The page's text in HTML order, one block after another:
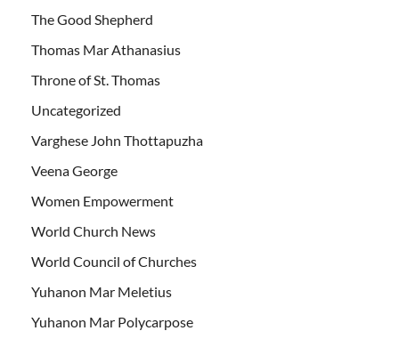
The Good Shepherd
Thomas Mar Athanasius
Throne of St. Thomas
Uncategorized
Varghese John Thottapuzha
Veena George
Women Empowerment
World Church News
World Council of Churches
Yuhanon Mar Meletius
Yuhanon Mar Polycarpose